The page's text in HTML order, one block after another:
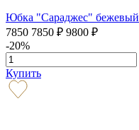
Юбка "Сараджес" бежевый
7850 7850 ₽ 9800 ₽
-20%
Купить